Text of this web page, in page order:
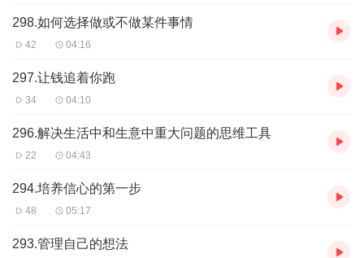
298.如何选择做或不做某件事情
42 04:16
297.让钱追着你跑
34 04:10
296.解决生活中和生意中重大问题的思维工具
22 04:43
294.培养信心的第一步
48 05:17
293.管理自己的想法